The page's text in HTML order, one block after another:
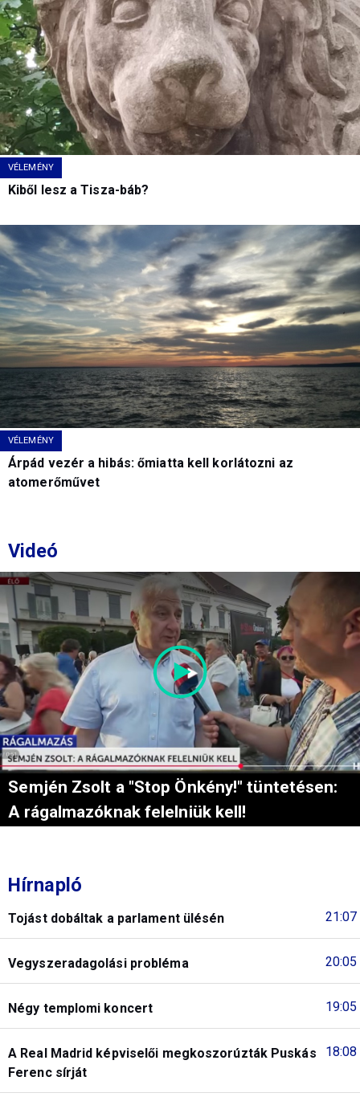
VÉLEMÉNY
Kiből lesz a Tisza-báb?
VÉLEMÉNY
Árpád vezér a hibás: őmiatta kell korlátozni az
atomerőművet
Videó
Semjén Zsolt a "Stop Önkény!" tüntetésen:
A rágalmazóknak felelniük kell!
Hírnapló
21:07
Tojást dobáltak a parlament ülésén
20:05
Vegyszeradagolási probléma
19:05
Négy templomi koncert
18:08
A Real Madrid képviselői megkoszorúzták Puskás
Ferenc sírját